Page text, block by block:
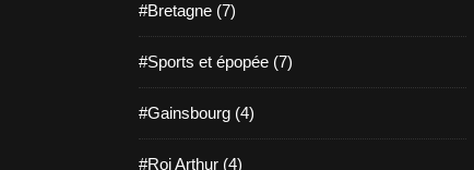
#Bretagne (7)
#Sports et épopée (7)
#Gainsbourg (4)
#Roi Arthur (4)